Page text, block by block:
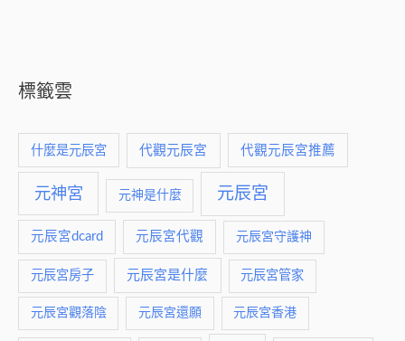
標籤雲
什麼是元辰宮 代觀元辰宮 代觀元辰宮推薦
元神宮 元神是什麼 元辰宮
元辰宮dcard 元辰宮代觀 元辰宮守護神
元辰宮房子 元辰宮是什麼 元辰宮管家
元辰宮觀落陰 元辰宮還願 元辰宮香港